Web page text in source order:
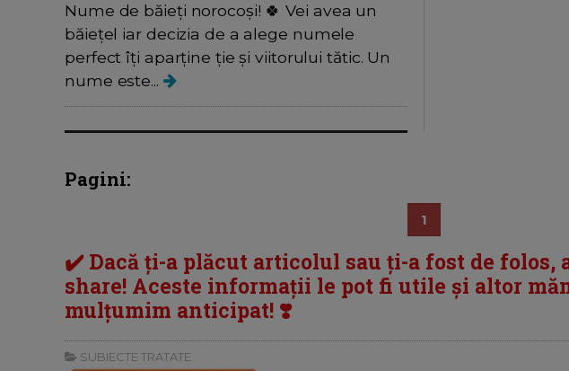
Nume de băieți norocoși! 🍀 Vei avea un
băiețel iar decizia de a alege numele
perfect îți aparține ție și viitorului tătic. Un
nume este...
Pagini:
1
✔️ Dacă ți-a plăcut articolul sau ți-a fost de folos,
share! Aceste informații le pot fi utile și altor
mulțumim anticipat! ❣️
SUBIECTE TRATATE: